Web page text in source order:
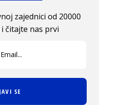
zajednici od 20000
čitajte nas prvi
SE